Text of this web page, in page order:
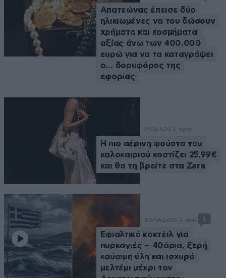
Απατεώνας έπεισε δύο
ηλικιωμένες να του δώσουν
χρήματα και κοσμήματα
αξίας άνω των 400.000
ευρώ για να τα καταγράψει
ο… δορυφόρος της
εφορίας
ΜΟΔΑ34 λ. πριν
Η πιο αέρινη φούστα του
καλοκαιριού κοστίζει 25,99€
και θα τη βρείτε στα Zara
ΕΛΛΑΔΑ35 λ. πριν
Eφιαλτικό κοκτέιλ για
πυρκαγιές – 40άρια, ξερή
καύσιμη ύλη και ισχυρό
μελτέμι μέχρι τον